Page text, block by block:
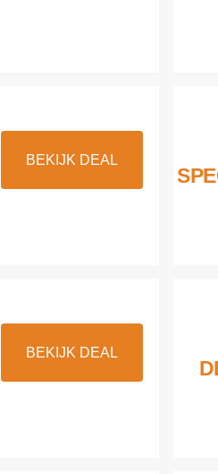
BEKIJK DEAL
BEKIJK DEAL